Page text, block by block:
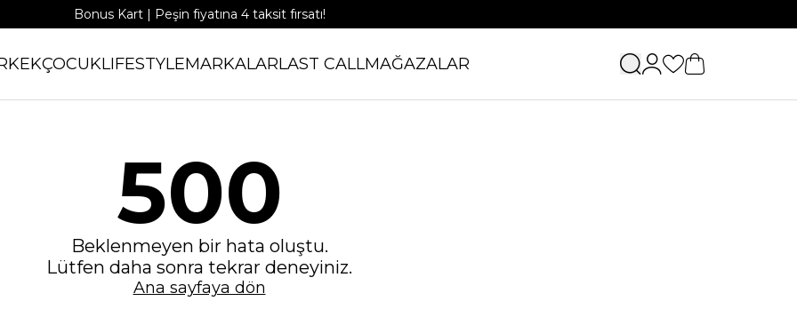
Bonus Kart | Peşin fiyatına 4 taksit fırsatı!
ÇOCUKLIFESTYLEMARKALARLAST CALLMAĞAZALAR
500
Beklenmeyen bir hata oluştu.
Lütfen daha sonra tekrar deneyiniz.
Ana sayfaya dön